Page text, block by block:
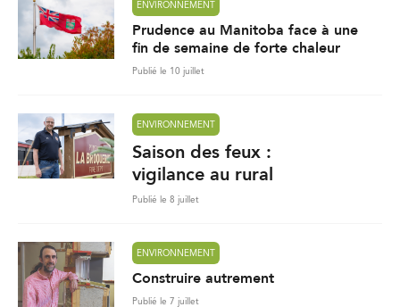
ENVIRONNEMENT
Prudence au Manitoba face à une
fin de semaine de forte chaleur
Publié le 10 juillet
ENVIRONNEMENT
Saison des feux :
vigilance au rural
Publié le 8 juillet
ENVIRONNEMENT
Construire autrement
Publié le 7 juillet